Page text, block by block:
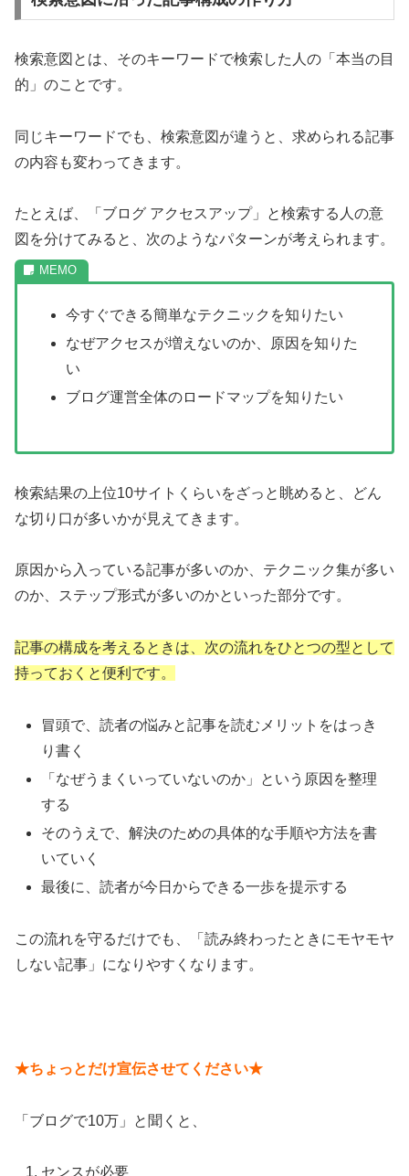
検索意図とは、そのキーワードで検索した人の「本当の目
的」のことです。
同じキーワードでも、検索意図が違うと、求められる記事
の内容も変わってきます。
たとえば、「ブログ アクセスアップ」と検索する人の意
図を分けてみると、次のようなパターンが考えられます。
今すぐできる簡単なテクニックを知りたい
なぜアクセスが増えないのか、原因を知りた
い
ブログ運営全体のロードマップを知りたい
検索結果の上位10サイトくらいをざっと眺めると、どん
な切り口が多いかが見えてきます。
原因から入っている記事が多いのか、テクニック集が多い
のか、ステップ形式が多いのかといった部分です。
記事の構成を考えるときは、次の流れをひとつの型として
持っておくと便利です。
冒頭で、読者の悩みと記事を読むメリットをはっき
り書く
「なぜうまくいっていないのか」という原因を整理
する
そのうえで、解決のための具体的な手順や方法を書
いていく
最後に、読者が今日からできる一歩を提示する
この流れを守るだけでも、「読み終わったときにモヤモヤ
しない記事」になりやすくなります。
★ちょっとだけ宣伝させてください★
「ブログで10万」と聞くと、
センスが必要